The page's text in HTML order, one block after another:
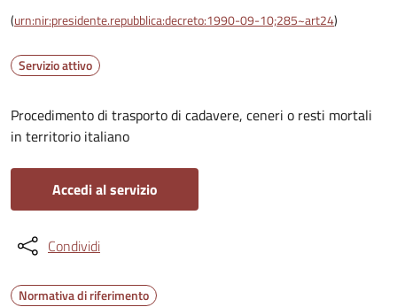
(urn:nir:presidente.repubblica:decreto:1990-09-10;285~art24)
Servizio attivo
Procedimento di trasporto di cadavere, ceneri o resti mortali
in territorio italiano
Accedi al servizio
Condividi
Normativa di riferimento